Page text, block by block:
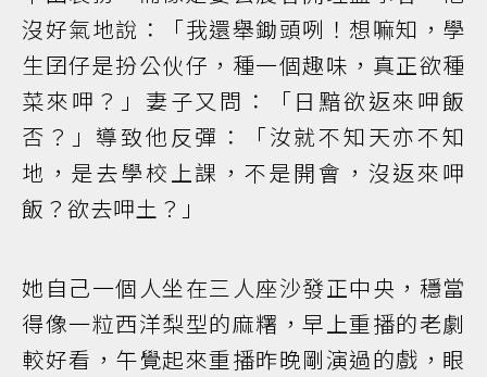
沒好氣地說：「我還舉鋤頭咧！想嘛知，學
生囝仔是扮公伙仔，種一個趣味，真正欲種
菜來呷？」妻子又問：「日黯欲返來呷飯
否？」導致他反彈：「汝就不知天亦不知
地，是去學校上課，不是開會，沒返來呷
飯？欲去呷土？」
她自己一個人坐在三人座沙發正中央，穩當
得像一粒西洋梨型的麻糬，早上重播的老劇
較好看，午覺起來重播昨晚剛演過的戲，眼